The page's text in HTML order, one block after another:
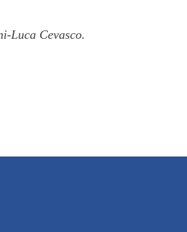
Luca Cevasco.